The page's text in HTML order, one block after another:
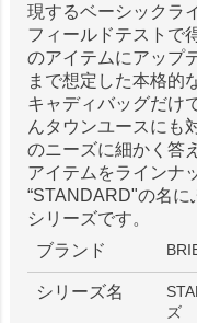
現するベーシックラ
フィールドテストで
のアイテムにアップ
まで想定した本格的
キャディバッグだけ
んタウンユースにも
のニーズに細かく答
アイテムをラインナ
“STANDARD"の名
シリーズです。
ブランド
シリーズ名
ズ